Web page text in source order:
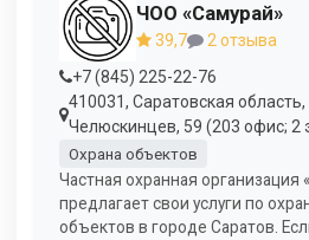
ЧОО «Самурай»
39,7
2 отзыва
+7 (845) 225-22-76
410031, Саратовская
Челюскинцев, 59 (203 офис; 2
Охрана объектов
Частная охранная организация
предлагает свои услуги по
объектов в городе Саратов.